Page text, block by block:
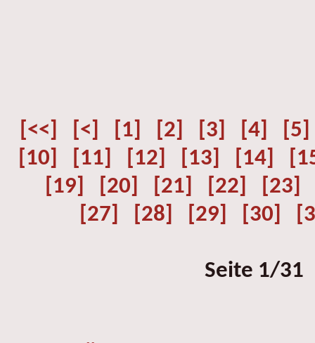
[<<] [<] [1] [2] [3] [4]
[5]
[10]
[11] [12] [13] [14]
[19]
[20] [21] [22]
[23]
[27]
[28] [29] [30]
Seite 1/31